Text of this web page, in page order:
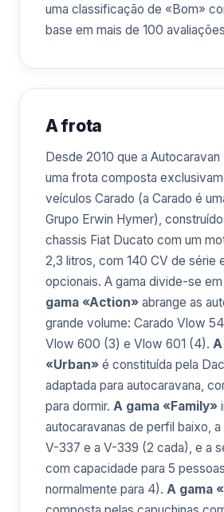
uma classificação de «Bom»
base em mais de 100
A frota
Desde 2010 que a
uma frota composta
veículos Carado (a Carado é
Grupo Erwin Hymer),
chassis Fiat Ducato com um
2,3 litros, com 140 CV de série
opcionais. A gama divide-se em
gama «Action» abrange as
grande volume: Carado Vlow
Vlow 600 (3) e Vlow 601 (4).
«Urban» é constituída pela
adaptada para autocaravana,
para dormir. A gama «Family»
autocaravanas de perfil baixo,
V-337 e a V-339 (2 cada), e a
com capacidade para 5
normalmente para 4). A gama